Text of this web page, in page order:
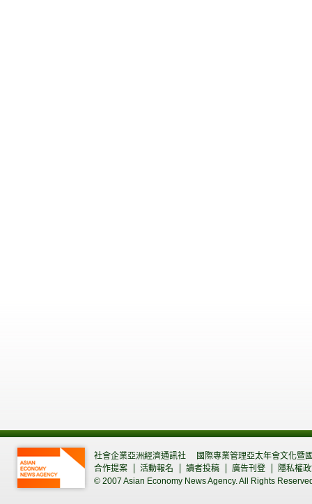
社會企業亞洲經濟通訊社
國際專業管理亞太年會文化暨
合作提案
活動報名 讀者投稿 廣告刊登
隱私權
© 2007 Asian Economy News Agency. All Rights